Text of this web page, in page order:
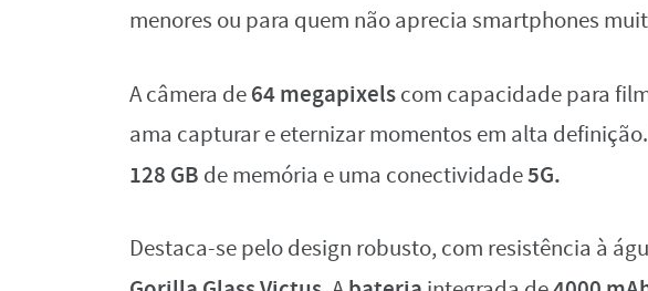
menores ou para quem não aprecia smartphones
A câmera de64 megapixelscom capacidade para
ama capturar e eternizar momentos em alta
128 GB de memória e uma conectividade5G.
Destaca-se pelo design robusto, com resistência à